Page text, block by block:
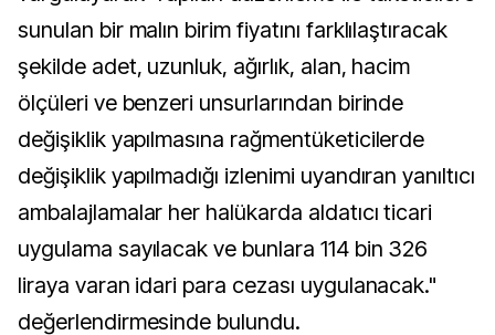
sunulan bir malın birim fiyatını farklılaştıracak
şekilde adet, uzunluk, ağırlık, alan, hacim
ölçüleri ve benzeri unsurlarından birinde
değişiklik yapılmasına rağmentüketicilerde
değişiklik yapılmadığı izlenimi uyandıran yanıltıcı
ambalajlamalar her halükarda aldatıcı ticari
uygulama sayılacak ve bunlara 114 bin 326
liraya varan idari para cezası uygulanacak."
değerlendirmesinde bulundu.